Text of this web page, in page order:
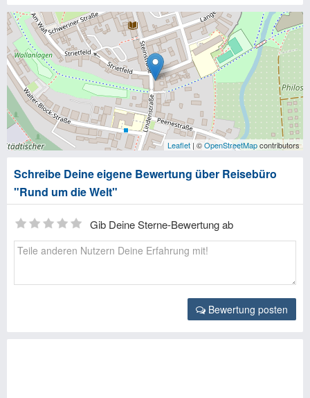
Leaflet | ©OpenStreetMapcontributors
Schreibe Deine eigene Bewertung über Reisebüro
"Rund um die Welt"
Gib Deine Sterne-Bewertung ab
Bewertung posten